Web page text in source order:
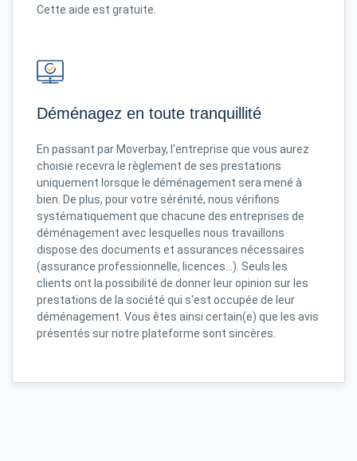
Cette aide est gratuite.
Déménagez en toute tranquillité
En passant par Moverbay, l'entreprise que vous aurez
choisie recevra le règlement de ses prestations
uniquement lorsque le déménagement sera mené à
bien. De plus, pour votre sérénité, nous vérifions
systématiquement que chacune des entreprises de
déménagement avec lesquelles nous travaillons
dispose des documents et assurances nécessaires
(assurance professionnelle, licences...). Seuls les
clients ont la possibilité de donner leur opinion sur les
prestations de la société qui s'est occupée de leur
déménagement. Vous êtes ainsi certain(e) que les avis
présentés sur notre plateforme sont sincères.